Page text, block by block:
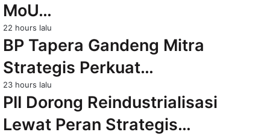
MoU…
22 hours lalu
BP Tapera Gandeng Mitra
Strategis Perkuat…
23 hours lalu
PII Dorong Reindustrialisasi
Lewat Peran Strategis…